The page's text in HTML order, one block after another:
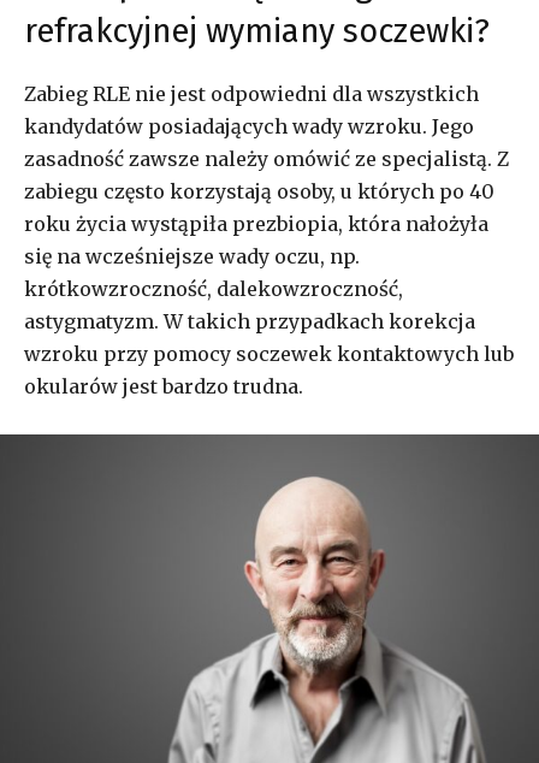
refrakcyjnej wymiany soczewki?
Zabieg RLE nie jest odpowiedni dla wszystkich
kandydatów posiadających wady wzroku. Jego
zasadność zawsze należy omówić ze specjalistą. Z
zabiegu często korzystają osoby, u których po 40
roku życia wystąpiła prezbiopia, która nałożyła
się na wcześniejsze wady oczu, np.
krótkowzroczność, dalekowzroczność,
astygmatyzm. W takich przypadkach korekcja
wzroku przy pomocy soczewek kontaktowych lub
okularów jest bardzo trudna.